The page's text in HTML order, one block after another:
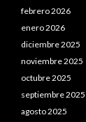
febrero 2026
enero 2026
diciembre 2025
noviembre 2025
octubre 2025
septiembre 2025
agosto 2025